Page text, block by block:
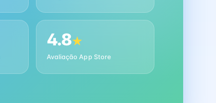
4.8★
Avaliação App Store